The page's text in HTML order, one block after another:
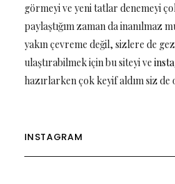
görmeyi ve yeni tatlar denemeyi
paylaştığım zaman da inanılmaz
yakın çevreme değil, sizlere de
ulaştırabilmek için bu siteyi ve
hazırlarken çok keyif aldım siz
INSTAGRAM